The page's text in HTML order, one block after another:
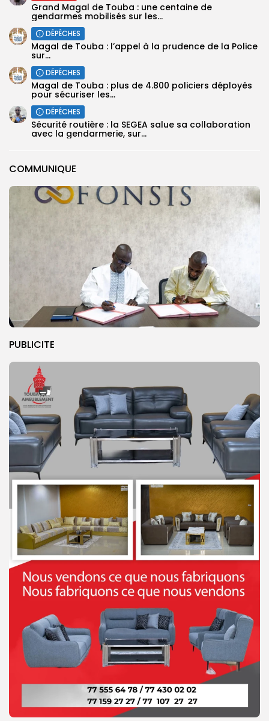
COMMUNIQUE
PUBLICITE
Grand Magal de Touba : une centaine de
gendarmes mobilisés sur les...
DÉPÊCHES
Magal de Touba : l’appel à la prudence de la Police
sur...
DÉPÊCHES
Magal de Touba : plus de 4.800 policiers déployés
pour sécuriser les...
DÉPÊCHES
Sécurité routière : la SEGEA salue sa collaboration
avec la gendarmerie, sur...